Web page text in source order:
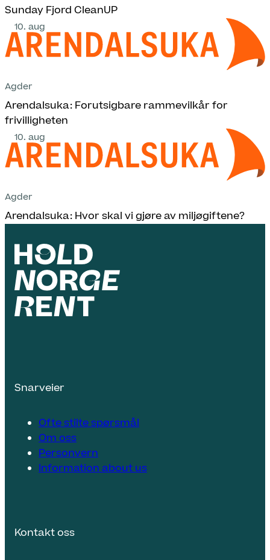
Sunday Fjord CleanUP
10. aug
Agder
Arendalsuka: Forutsigbare rammevilkår for
frivilligheten
10. aug
Agder
Arendalsuka: Hvor skal vi gjøre av miljøgiftene?
Snarveier
Ofte stilte spørsmål
Om oss
Personvern
Information about us
Kontakt oss